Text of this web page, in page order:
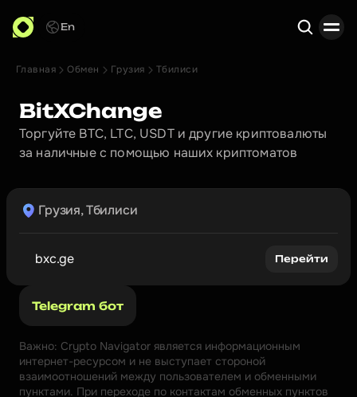
En
Главная Обмен Грузия Тбилиси
BitXChange
Торгуйте BTC, LTC, USDT и другие криптовалюты
за наличные с помощью наших криптоматов
Грузия, Тбилиси
bxc.ge Перейти
Telegram бот
Важно: Crypto Navigator является информационным
интернет-ресурсом и не выступает стороной
взаимоотношений между пользователем и обменными
пунктами. При переходе по контактам обменных пунктов